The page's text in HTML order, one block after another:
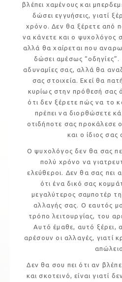
βλέπει χαμένους και
δώσει εγγυήσεις, γιατί
χρόνο. Δεν θα ξέρετε από
να κάνετε και ο ψυχολόγος
αλλά θα χαίρεται που
δώσει αμέσως “οδηγίες”.
αδυναμίες σας, αλλά θα
σας στοιχεία. Εκεί θα
κυρίως στην πρόθεσή σας
ότι δεν ξέρετε πώς να το
πρέπει να διορθώσετε
οτιδήποτε σας προκάλεσε
και ο ίδιος σας
Ο ψυχολόγος δεν θα σας
πολύ χρόνο να
ελεύθεροι. Δεν θα σας πει
ότι ένα δικό σας
μεγαλύτερος σαμποτέρ
αλλαγής σας. Ο εαυτός
τρόπο λειτουργίας, του
Αυτό έμαθε, αυτό ξέρει,
αρέσουν οι αλλαγές, γιατί
απώλεια.
Δεν θα σου πει ότι αν
και σκοτεινό, είναι γιατί